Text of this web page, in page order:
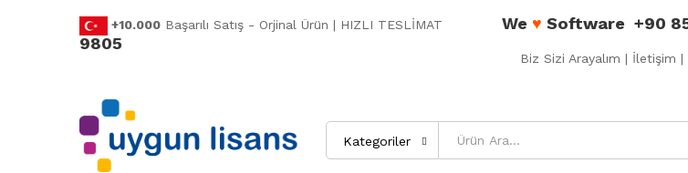
+10.000 Başarılı Satış - Orjinal Ürün | HIZLI TESLİMAT We ♥ Software +90
9805
Biz Sizi Arayalım | İletişim |
Kategoriler